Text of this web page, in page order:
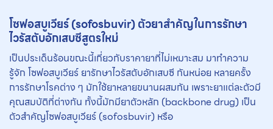
โซฟอสบูเวียร์ (sofosbuvir) ตัวยาสำคัญในการรักษา
ไวรัสตับอักเสบซีสูตรใหม่
เป็นประเด็นร้อนขณะนี้เกี่ยวกับราคายาที่ไม่เหมาะสม มาทำความ
รู้จัก โซฟอสบูเวียร์ ยารักษาไวรัสตับอักเสบซี กันหน่อย หลายครั้ง
การรักษาโรคต่าง ๆ มักใช้ยาหลายขนานผสมกัน เพราะยาแต่ละตัวมี
คุณสมบัติที่ต่างกัน ทั้งนี้มักมียาตัวหลัก (backbone drug) เป็น
ตัวสำคัญโซฟอสบูเวียร์ (sofosbuvir) หรือ